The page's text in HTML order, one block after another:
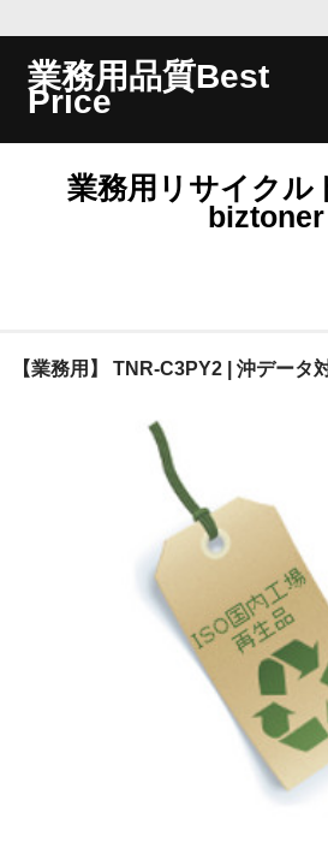
業務用品質Best
Price
業務用リサイクル
biztoner
ホーム
特定商取引法に基づく表示
【業務用】 TNR-C3PY2 | 沖データ